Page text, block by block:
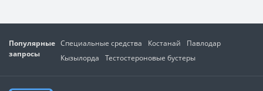
Популярные
запросы
Специальные средства Костанай
Павлодар
Кызылорда
Тестостероновые бустеры